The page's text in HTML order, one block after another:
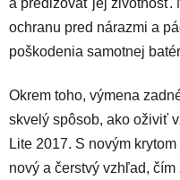
ochranu pred nárazmi a
poškodenia samotnej
Okrem toho, výmena
skvelý spôsob, ako oživiť
Lite 2017. S novým
nový a čerstvý vzhľad,